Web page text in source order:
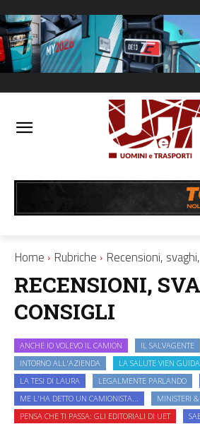
Home Rubriche Recensioni,
RECENSIONI,
CONSIGLI
ANCHE IO VOLEVO IL CAMION
IL SALVAGENTE
INTORNO ALL'AZIENDA
LA SALUTE VIEN
LA TESI DI LAURA
LEGALMENTE PARLANDO
ME L'HA DETTO UN CAMIONISTA...
MINISTERI &
PENSA CHE TI PASSA: GLI EDITORIALI DI UET